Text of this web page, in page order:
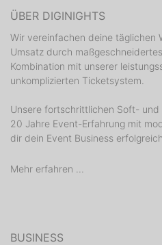
ÜBER DIGINIGHTS
Wir vereinfachen deine täglichen
Umsatz durch
Kombination mit unserer
unkomplizierten Ticketsystem.
Unsere fortschrittlichen Soft-
20 Jahre Event-Erfahrung mit
dir dein Event Business
Mehr erfahren ...
BUSINESS